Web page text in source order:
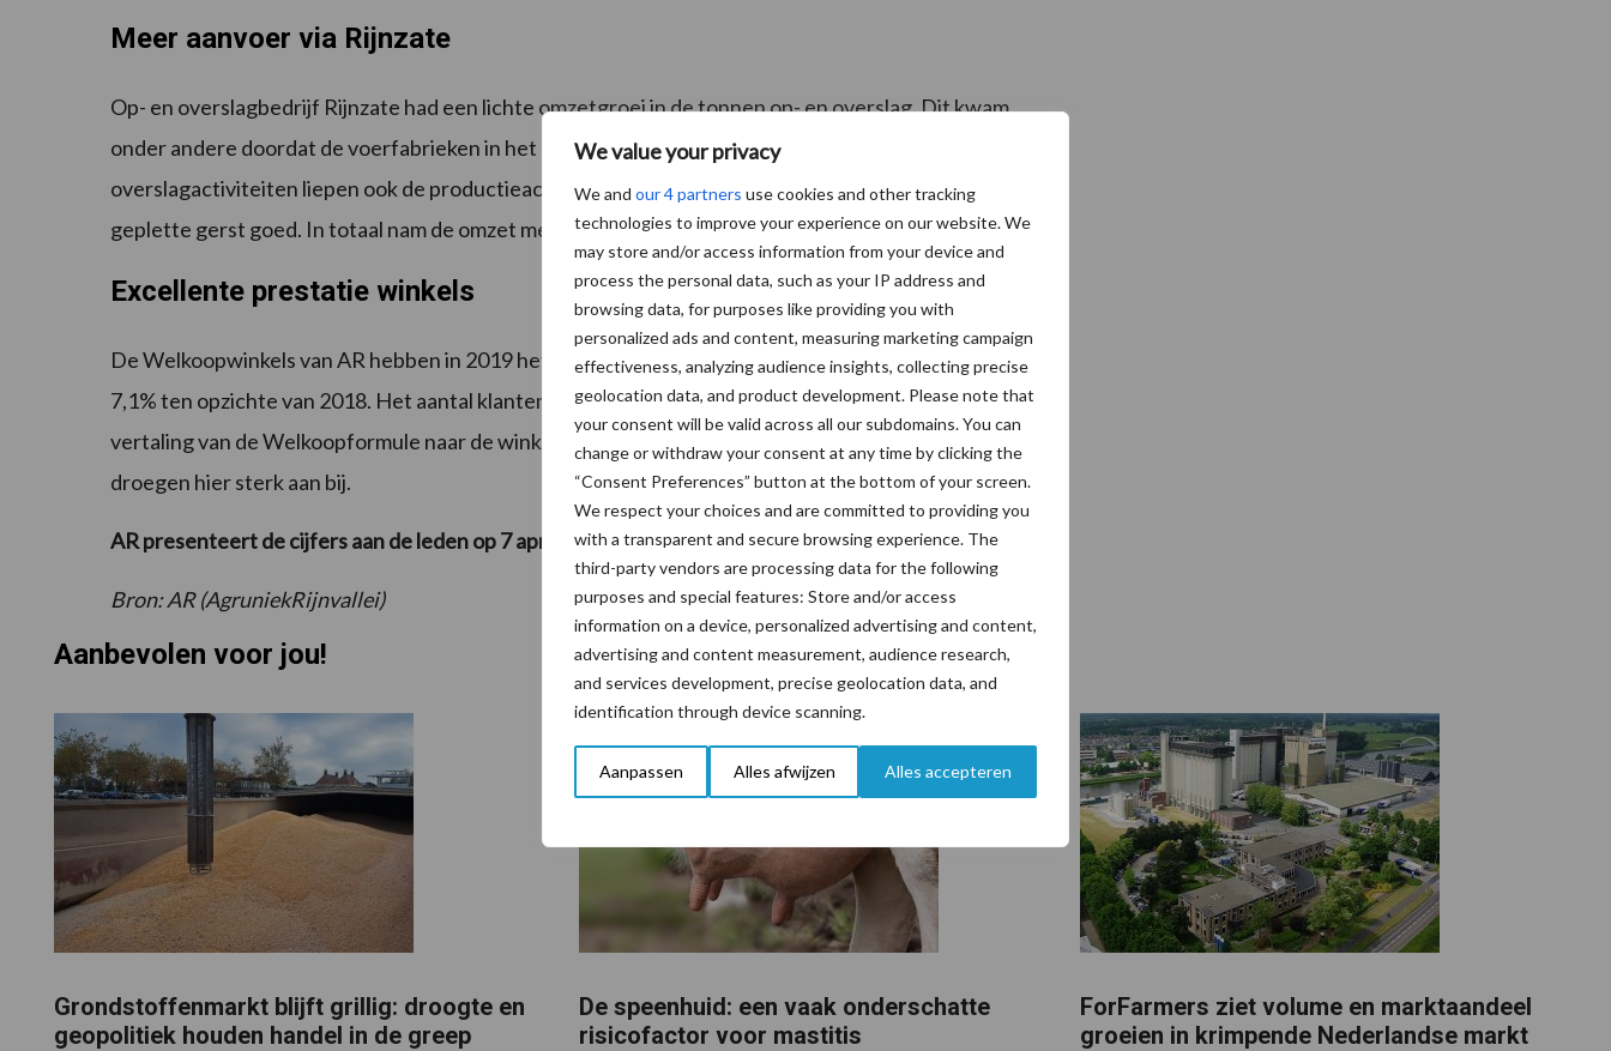
We value your privacy
We and our 4 partners use cookies and other tracking
technologies to improve your experience on our website. We
may store and/or access information from your device and
process the personal data, such as your IP address and
browsing data, for purposes like providing you with
personalized ads and content, measuring marketing campaign
effectiveness, analyzing audience insights, collecting precise
geolocation data, and product development. Please note that
your consent will be valid across all our subdomains. You can
change or withdraw your consent at any time by clicking the
“Consent Preferences” button at the bottom of your screen.
We respect your choices and are committed to providing you
with a transparent and secure browsing experience. The
third-party vendors are processing data for the following
purposes and special features: Store and/or access
information on a device, personalized advertising and content,
advertising and content measurement, audience research,
and services development, precise geolocation data, and
identification through device scanning.
Aanpassen Alles afwijzen Alles accepteren
Meer aanvoer via Rijnzate
Op- en overslagbedrijf Rijnzate had een lichte omzetgroei in de tonnen op- en overslag. Dit kwam
onder andere doordat de voerfabrieken in het afgelopen jaar goed draaiden. Naast de op- en
overslagactiviteiten liepen ook de productieactiviteiten van onder andere Sodagrain, CCM en
geplette gerst goed. In totaal nam de omzet met 8,4% toe ten opzichte van 2018.
Excellente prestatie winkels
De Welkoopwinkels van AR hebben in 2019 het recordjaar 2018 overtroffen. De omzet steeg met
7,1% ten opzichte van 2018. Het aantal klanten en de bezoekfrequentie zijn toegenomen. De
vertaling van de Welkoopformule naar de winkelvloer én de persoonlijke benadering van de klant
droegen hier sterk aan bij.
AR presenteert de cijfers aan de leden op 7 april 2020.
Bron: AR (AgruniekRijnvallei)
Aanbevolen voor jou!
Grondstoffenmarkt blijft grillig: droogte en
geopolitiek houden handel in de greep
De speenhuid: een vaak onderschatte
risicofactor voor mastitis
ForFarmers ziet volume en marktaandeel
groeien in krimpende Nederlandse markt